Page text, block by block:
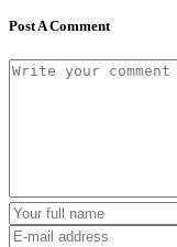
Post A Comment